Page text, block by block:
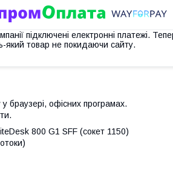
підключені електронні платежі.
який товар не покидаючи сайту.
браузері, офісних програмах.
800 G1 SFF (сокет 1150)